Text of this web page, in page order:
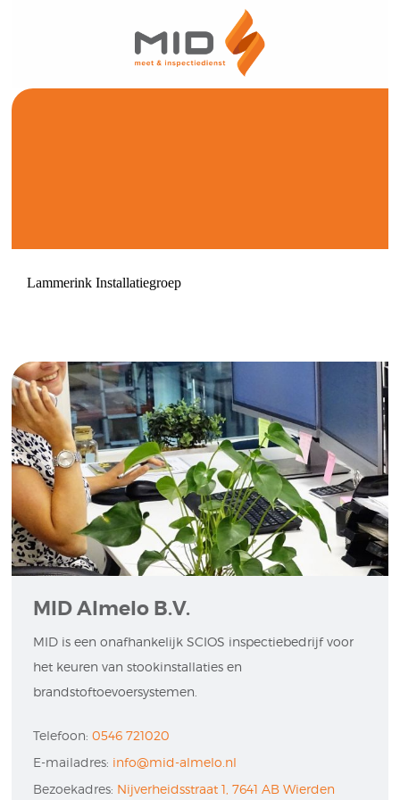
Lammerink Installatiegroep
MID Almelo B.V.
MID is een onafhankelijk SCIOS inspectiebedrijf voor
het keuren van stookinstallaties en
brandstoftoevoersystemen.
Telefoon:0546 721020
E-mailadres: info@mid-almelo.nl
Bezoekadres: Nijverheidsstraat 1, 7641 AB Wierden